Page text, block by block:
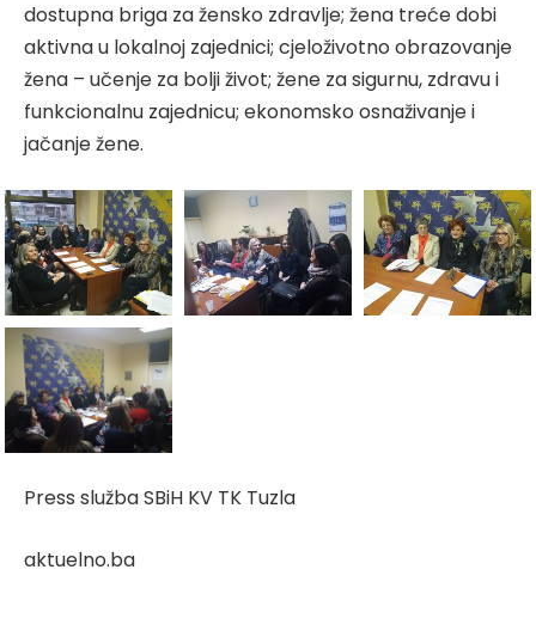
dostupna briga za žensko zdravlje; žena treće dobi
aktivna u lokalnoj zajednici; cjeloživotno obrazovanje
žena – učenje za bolji život; žene za sigurnu, zdravu i
funkcionalnu zajednicu; ekonomsko osnaživanje i
jačanje žene.
Press služba SBiH KV TK Tuzla
aktuelno.ba